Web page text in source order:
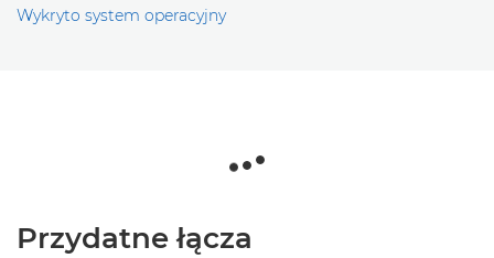
Wykryto system operacyjny
Przydatne łącza